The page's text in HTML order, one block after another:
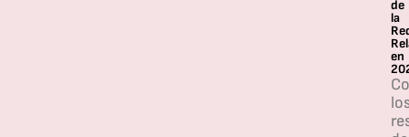
de
la
en